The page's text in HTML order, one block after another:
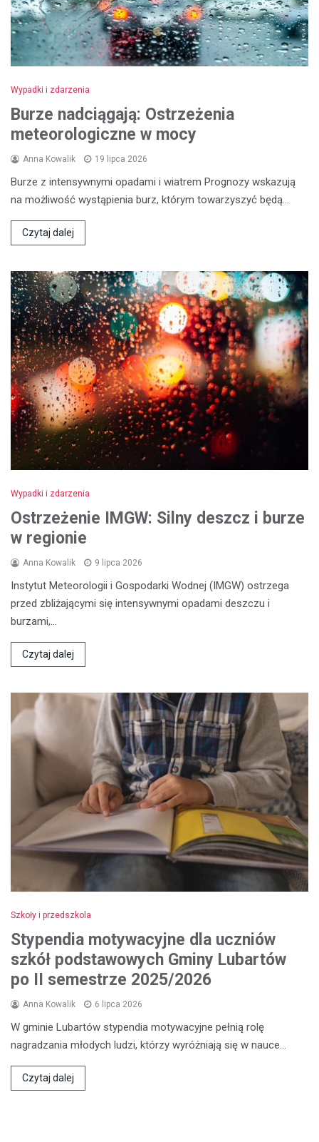
Wypadki i zdarzenia
Burze nadciągają: Ostrzeżenia
meteorologiczne w mocy
Anna Kowalik 19 lipca 2026
Burze z intensywnymi opadami i wiatrem Prognozy wskazują
na możliwość wystąpienia burz, którym towarzyszyć będą…
Czytaj dalej
Wypadki i zdarzenia
Ostrzeżenie IMGW: Silny deszcz i burze
w regionie
Anna Kowalik 9 lipca 2026
Instytut Meteorologii i Gospodarki Wodnej (IMGW) ostrzega
przed zbliżającymi się intensywnymi opadami deszczu i
burzami,…
Czytaj dalej
Szkoły i przedszkola
Stypendia motywacyjne dla uczniów
szkół podstawowych Gminy Lubartów
po II semestrze 2025/2026
Anna Kowalik 6 lipca 2026
W gminie Lubartów stypendia motywacyjne pełnią rolę
nagradzania młodych ludzi, którzy wyróżniają się w nauce…
Czytaj dalej